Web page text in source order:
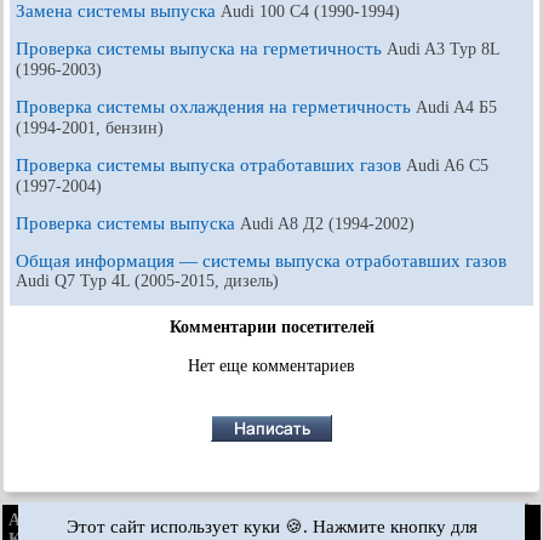
Замена системы выпуска Audi 100 С4 (1990-1994)
Проверка системы выпуска на герметичность Audi A3 Typ 8L
(1996-2003)
Проверка системы охлаждения на герметичность Audi A4 Б5
(1994-2001, бензин)
Проверка системы выпуска отработавших газов Audi A6 С5
(1997-2004)
Проверка системы выпуска Audi A8 Д2 (1994-2002)
Общая информация — системы выпуска отработавших газов
Audi Q7 Typ 4L (2005-2015, дизель)
Комментарии посетителей
Нет еще комментариев
AudiManual.ru © 2017-2026·Полная версия ·Обратная связь
Этот сайт использует куки 🍪. Нажмите кнопку для